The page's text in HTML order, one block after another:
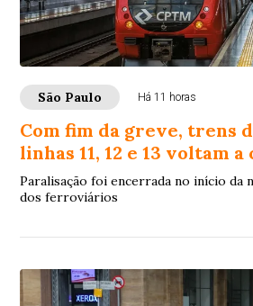
São Paulo Há 11 horas
Com fim da greve, trens
linhas 11, 12 e 13 voltam
Paralisação foi encerrada no início da
dos ferroviários